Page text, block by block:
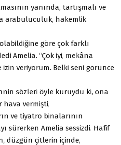
yanında, tartışmalı ve
arabuluculuk, hakemlik
göre çok farklı
Amelia. “Çok iyi, mekâna
veriyorum. Belki seni görünce
sözleri öyle kuruydu ki, ona
hava vermişti,
ve tiyatro binalarının
sürerken Amelia sessizdi. Hafif
düzgün çitlerin içinde,